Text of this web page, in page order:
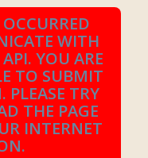
WITH
YOU ARE
TO SUBMIT
TRY
THE PAGE
INTERNET